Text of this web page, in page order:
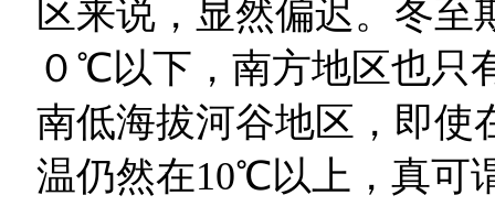
区来说，显然偏迟。冬
０℃以下，南方地区也
南低海拔河谷地区，即使
温仍然在10℃以上，真可